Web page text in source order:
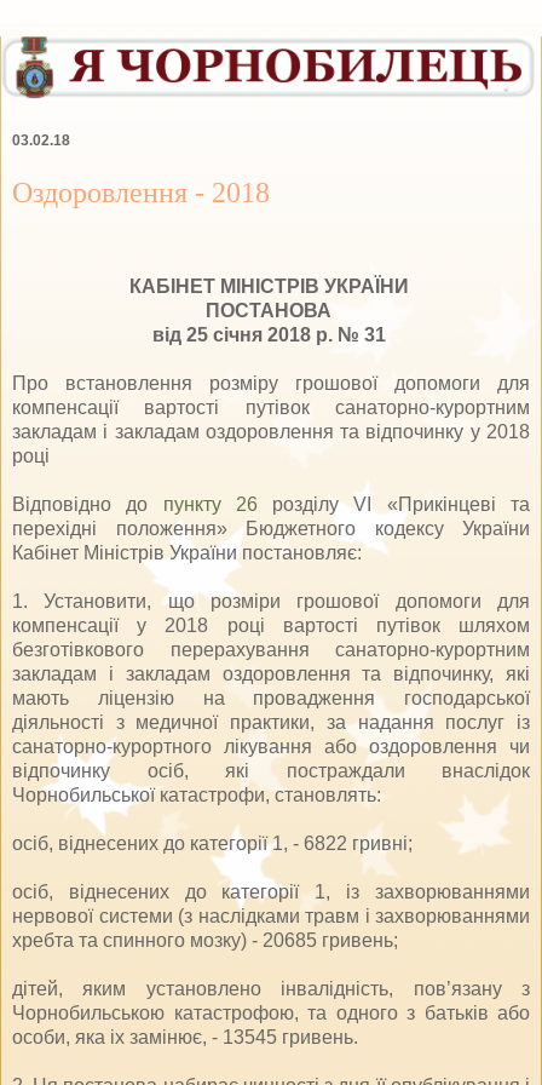
03.02.18
Оздоровлення - 2018
КАБІНЕТ МІНІСТРІВ УКРАЇНИ
ПОСТАНОВА
від 25 січня 2018 р. № 31
Про встановлення розміру грошової допомоги для
компенсації вартості путівок санаторно-курортним
закладам і закладам оздоровлення та відпочинку у 2018
році
Відповідно до пункту 26розділу VI «Прикінцеві та
перехідні положення» Бюджетного кодексу України
Кабінет Міністрів України постановляє:
1. Установити, що розміри грошової допомоги для
компенсації у 2018 році вартості путівок шляхом
безготівкового перерахування санаторно-курортним
закладам і закладам оздоровлення та відпочинку, які
мають ліцензію на провадження господарської
діяльності з медичної практики, за надання послуг із
санаторно-курортного лікування або оздоровлення чи
відпочинку осіб, які постраждали внаслідок
Чорнобильської катастрофи, становлять:
осіб, віднесених до категорії 1, - 6822 гривні;
осіб, віднесених до категорії 1, із захворюваннями
нервової системи (з наслідками травм і захворюваннями
хребта та спинного мозку) - 20685 гривень;
дітей, яким установлено інвалідність, пов’язану з
Чорнобильською катастрофою, та одного з батьків або
особи, яка іх замінює, - 13545 гривень.